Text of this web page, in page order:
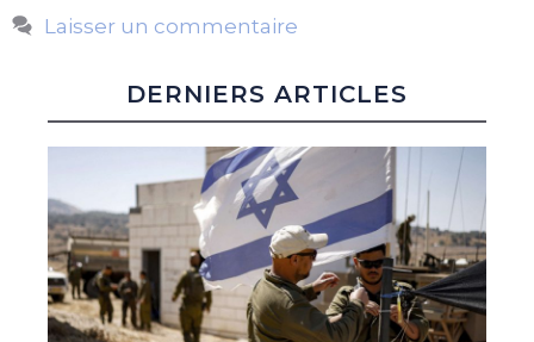
Laisser un commentaire
DERNIERS ARTICLES